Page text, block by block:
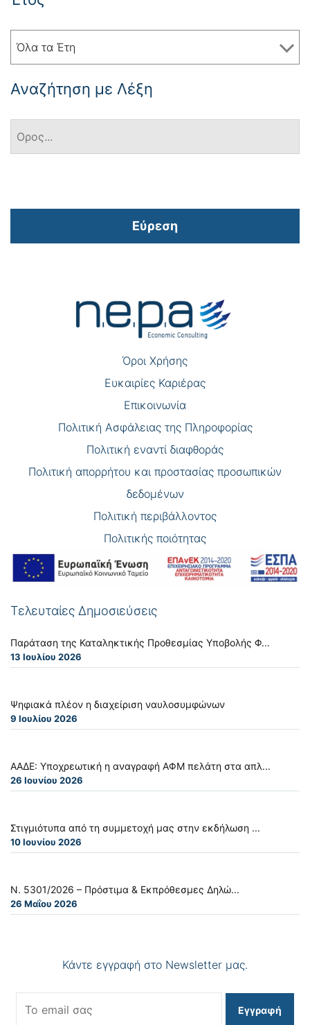
Όλα τα Έτη
Αναζήτηση με Λέξη
Εύρεση
Όροι Χρήσης
Eυκαιρίες Καριέρας
Επικοινωνία
Πολιτική Ασφάλειας της Πληροφορίας
Πολιτική εναντί διαφθοράς
Πολιτική απορρήτου και προστασίας προσωπικών
δεδομένων
Πολιτική περιβάλλοντος
Πολιτικής ποιότητας
Τελευταίες Δημοσιεύσεις
Παράταση της Καταληκτικής Προθεσμίας Υποβολής Φ...
13 Ιουλίου 2026
Ψηφιακά πλέον η διαχείριση ναυλοσυμφώνων
9 Ιουλίου 2026
ΑΑΔΕ: Υποχρεωτική η αναγραφή ΑΦΜ πελάτη στα απλ...
26 Ιουνίου 2026
Στιγμιότυπα από τη συμμετοχή μας στην εκδήλωση ...
10 Ιουνίου 2026
Ν. 5301/2026 – Πρόστιμα & Εκπρόθεσμες Δηλώ...
26 Μαΐου 2026
Κάντε εγγραφή στο Newsletter μας.
Εγγραφή